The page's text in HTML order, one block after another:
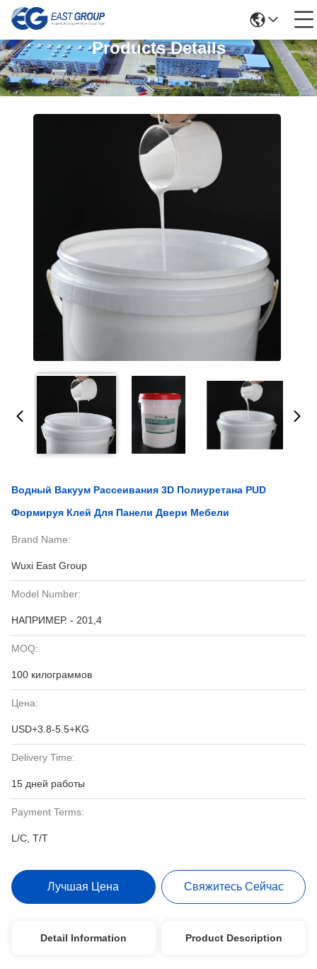
Products Details
Водный Вакуум Рассеивания 3D Полиуретана PUD
Формируя Клей Для Панели Двери Мебели
Brand Name:
Wuxi East Group
Model Number:
НАПРИМЕР. - 201,4
MOQ:
100 килограммов
Цена:
USD+3.8-5.5+KG
Delivery Time:
15 дней работы
Payment Terms:
L/C, T/T
Лучшая Цена Свяжитесь Сейчас
Detail Information Product Description